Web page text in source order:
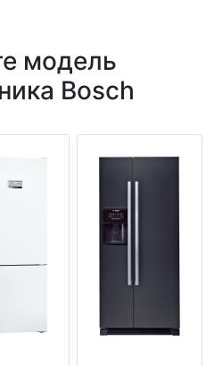
модель
Bosch